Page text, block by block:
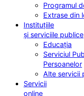
Programul
Extrase din
Instituțiile
și serviciile publice
Educația
Serviciul
Persoanelor
Alte servicii
Servicii
online